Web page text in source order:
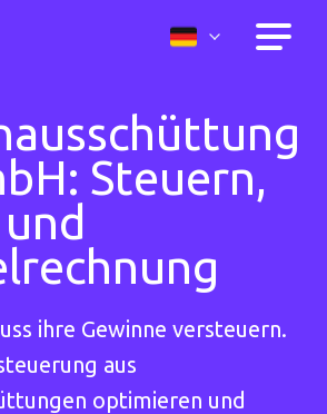
Steuern,
ihre Gewinne versteuern.
aus
optimieren und